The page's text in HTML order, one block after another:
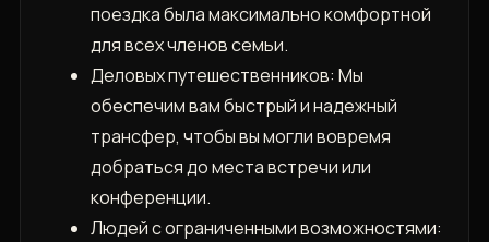
поездка была максимально комфортной
для всех членов семьи.
Деловых путешественников: Мы
обеспечим вам быстрый и надежный
трансфер, чтобы вы могли вовремя
добраться до места встречи или
конференции.
Людей с ограниченными возможностями: